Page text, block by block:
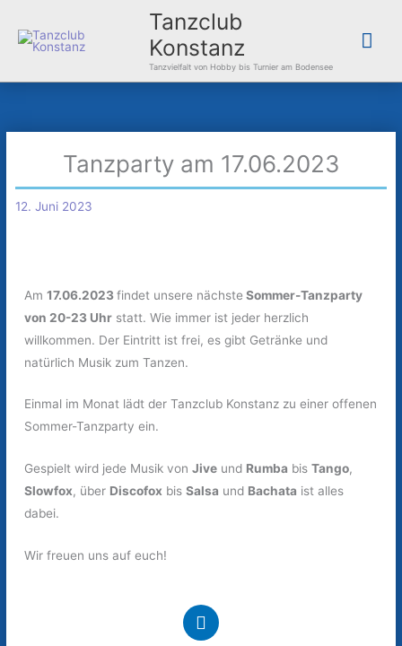
Inhalt
springen
Tanzclub
Konstanz
Tanzvielfalt von Hobby bis Turnier am Bodensee
Tanzparty am 17.06.2023
12. Juni 2023
Am17.06.2023findet unsere nächste Sommer-Tanzparty
von 20-23 Uhr statt. Wie immer ist jeder herzlich
willkommen. Der Eintritt ist frei, es gibt Getränke und
natürlich Musik zum Tanzen.
Einmal im Monat lädt der Tanzclub Konstanz zu einer offenen
Sommer-Tanzparty ein.
Gespielt wird jede Musik vonJive und Rumba bisTango,
Slowfox, über Discofox bisSalsa und Bachata ist alles
dabei.
Wir freuen uns auf euch!